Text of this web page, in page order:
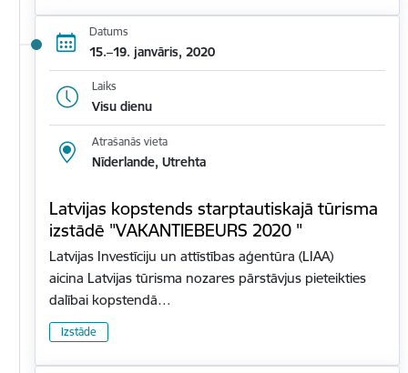
Datums
15.–19. janvāris, 2020
Laiks
Visu dienu
Atrašanās vieta
Nīderlande, Utrehta
Latvijas kopstends starptautiskajā tūrisma
izstādē "VAKANTIEBEURS 2020 "
Latvijas Investīciju un attīstības aģentūra (LIAA)
aicina Latvijas tūrisma nozares pārstāvjus pieteikties
dalībai kopstendā…
Izstāde